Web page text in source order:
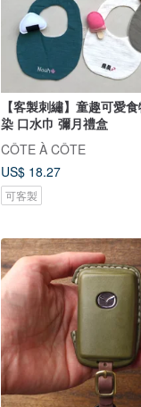
【客製刺繡】童趣可愛
染 口水巾 彌月禮盒
CÔTE À CÔTE
US$ 18.27
可客製